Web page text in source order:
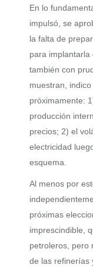
En lo
impulsó, se
la falta de
para implantarla
también con
muestran,
próximamente:
producción
precios; 2) el
electricidad
esquema.
Al menos por
próximas
imprescindible,
petroleros, pero
de las refinerías